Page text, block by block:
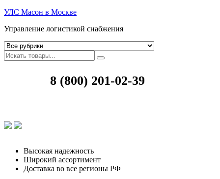
УЛС Масон в Москве
Управление логистикой снабжения
8 (800) 201-02-39
Высокая надежность
Широкий ассортимент
Доставка во все регионы РФ